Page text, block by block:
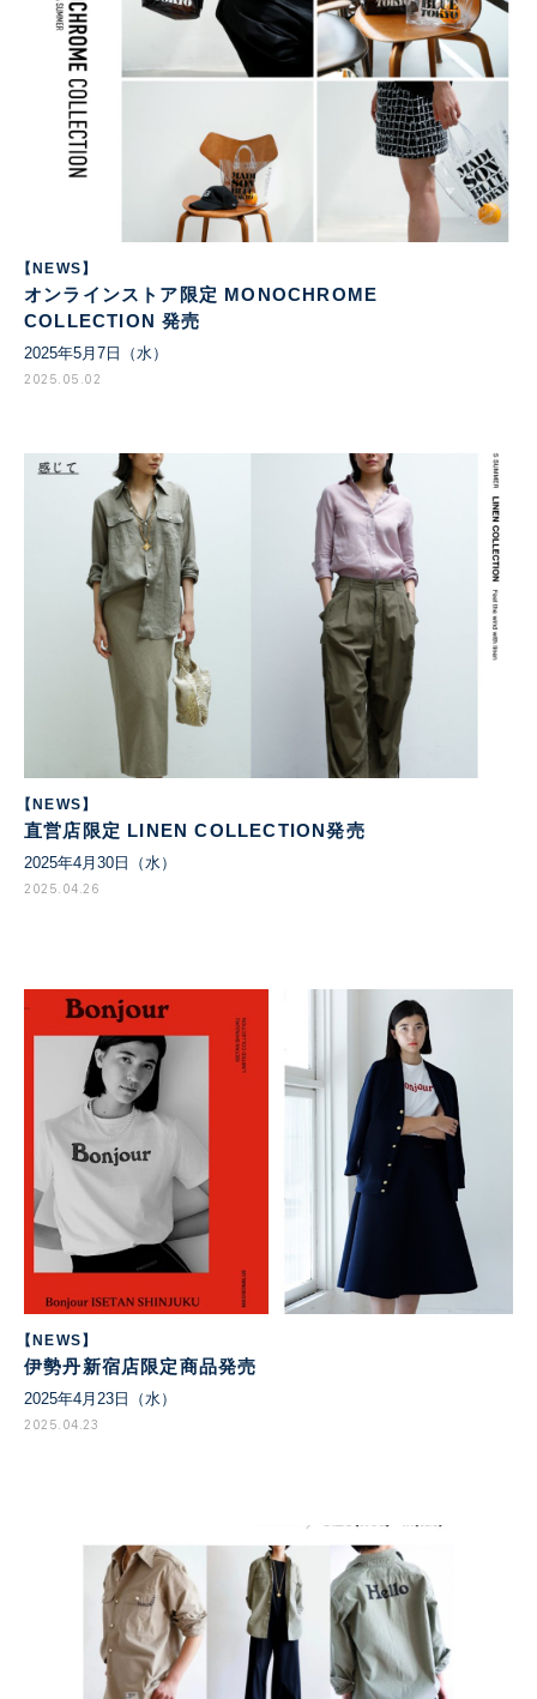
【NEWS】
オンラインストア限定 MONOCHROME
COLLECTION 発売
2025年5月7日（水）
2025.05.02
【NEWS】
直営店限定 LINEN COLLECTION発売
2025年4月30日（水）
2025.04.26
【NEWS】
伊勢丹新宿店限定商品発売
2025年4月23日（水）
2025.04.23